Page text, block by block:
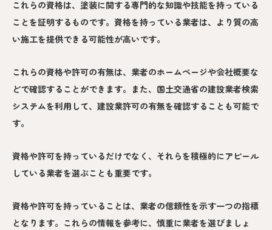
これらの資格は、塗装に関する専門的な知識や技能を持っている
ことを証明するものです。資格を持っている業者は、より質の高
い施工を提供できる可能性が高いです。
これらの資格や許可の有無は、業者のホームページや会社概要な
どで確認することができます。また、国土交通省の建設業者検索
システムを利用して、建設業許可の有無を確認することも可能で
す。
資格や許可を持っているだけでなく、それらを積極的にアピール
している業者を選ぶことも重要です。
資格や許可を持っていることは、業者の信頼性を示す一つの指標
となります。これらの情報を参考に、慎重に業者を選びましょ